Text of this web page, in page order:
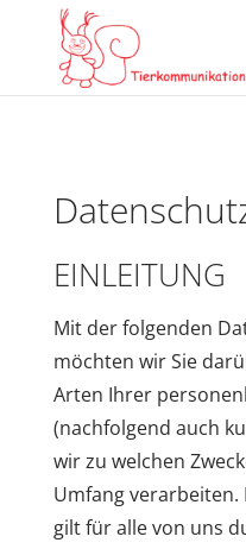
EINLEITUNG
Mit der folgenden
möchten wir Sie
Arten Ihrer
(nachfolgend auch
wir zu welchen
Umfang
gilt für alle von uns